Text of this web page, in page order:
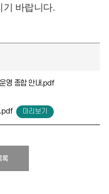
기 바랍니다.
영 종합 안내.pdf
록